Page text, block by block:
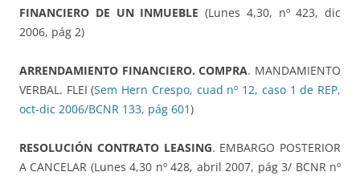
FINANCIERO DE UN INMUEBLE (Lunes 4,30, nº 423, dic
2006, pág 2)
ARRENDAMIENTO FINANCIERO. COMPRA. MANDAMIENTO
VERBAL. FLEI (Sem Hern Crespo, cuad nº 12, caso 1 de REP,
oct-dic 2006/BCNR 133, pág 601)
RESOLUCIÓN CONTRATO LEASING. EMBARGO POSTERIOR
A CANCELAR (Lunes 4,30 nº 428, abril 2007, pág 3/ BCNR nº